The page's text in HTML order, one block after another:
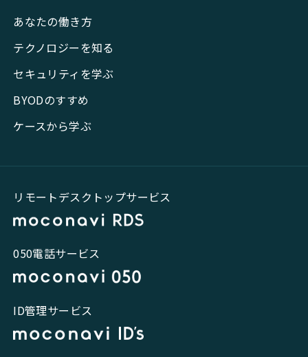
あなたの働き方
テクノロジーを知る
セキュリティを学ぶ
BYODのすすめ
ケースから学ぶ
リモートデスクトップサービス
050電話サービス
ID管理サービス